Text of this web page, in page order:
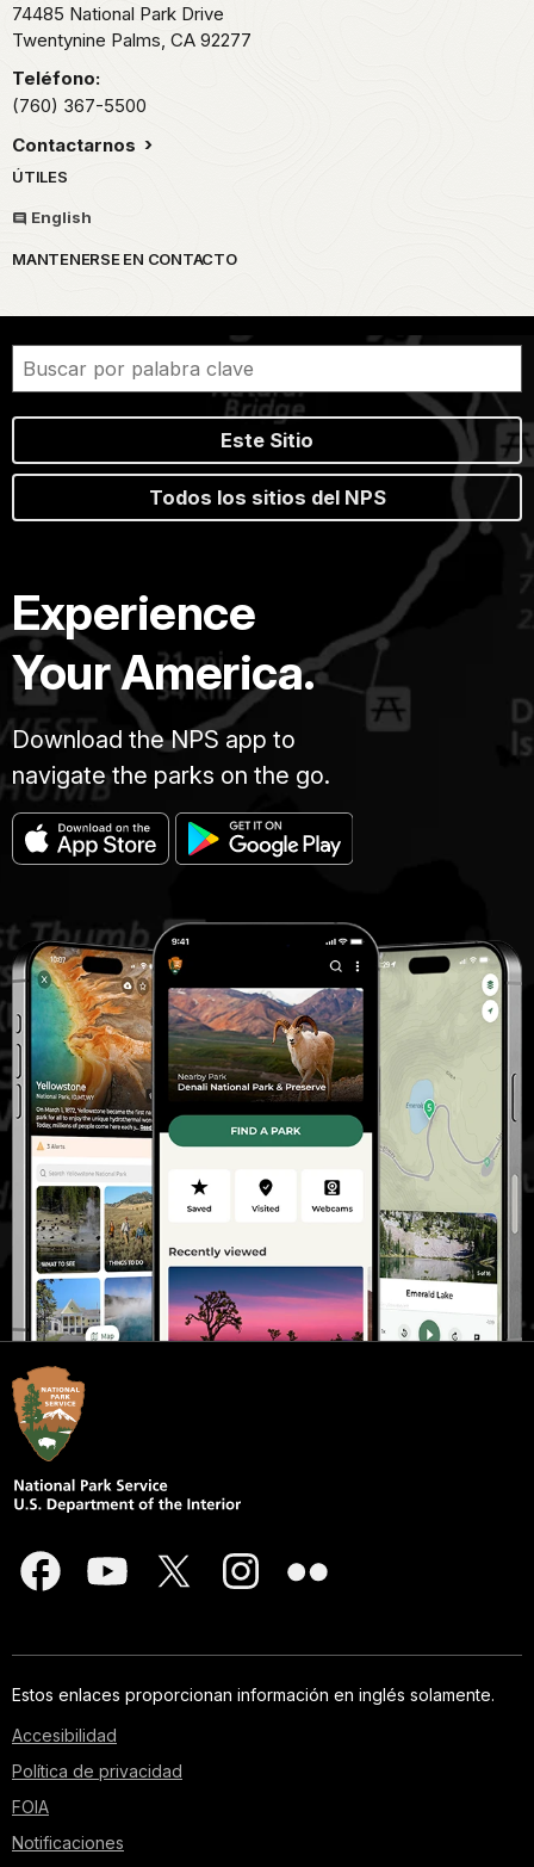
74485 National Park Drive
Twentynine Palms, CA 92277
Teléfono:
(760) 367-5500
Contactarnos
ÚTILES
English
MANTENERSE EN CONTACTO
Este Sitio
Todos los sitios del NPS
Experience
Your America.
Download the NPS app to
navigate the parks on the go.
Estos enlaces proporcionan información en inglés solamente.
Accesibilidad
Política de privacidad
FOIA
Notificaciones